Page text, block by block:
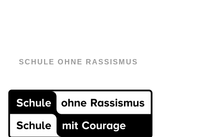
SCHULE OHNE RASSISMUS